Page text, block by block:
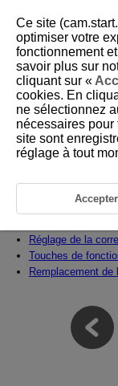
D403-008
Préparatifs et
Ce chapitre explique
opérations de base.
Enregistrement
Réglage de la
Touches de
Remplacement de
Ce site
optimiser votre
fonctionnement
savoir plus sur
cliquant sur «
cookies. En
ne sélectionnez
nécessaires pour
site sont
réglage à tout
Accepter